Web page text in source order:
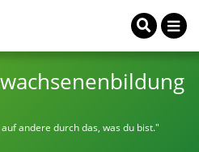
andere durch das, was du bist."